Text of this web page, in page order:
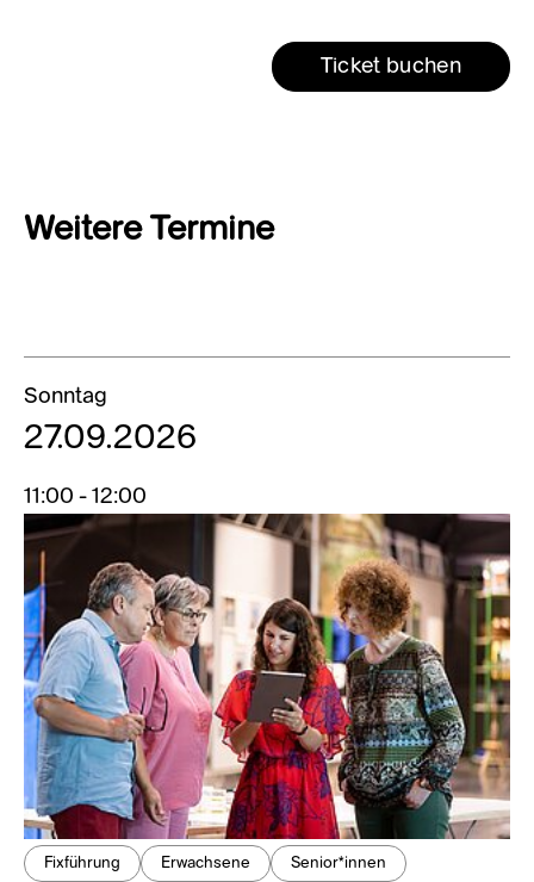
Ticket buchen
Weitere Termine
Sonntag
27.09.2026
11:00 - 12:00
Fixführung Erwachsene Senior*innen